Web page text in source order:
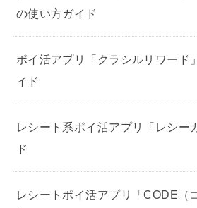
の使い方ガイド
ポイ活アプリ「クラシルリワード
イド
レシート系ポイ活アプリ「レシー
ド
レシートポイ活アプリ「CODE（